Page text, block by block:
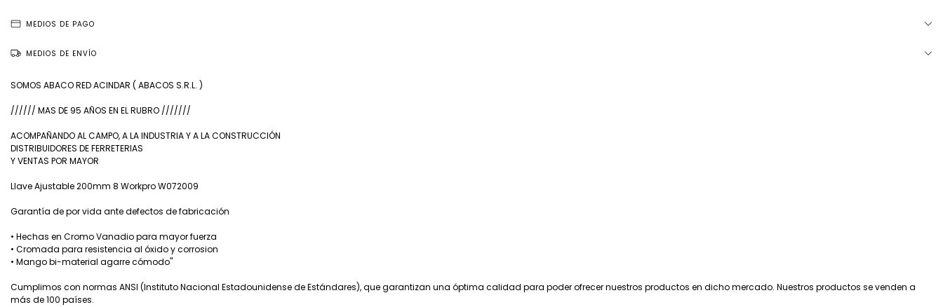
MEDIOS DE PAGO
MEDIOS DE ENVÍO
SOMOS ABACO RED ACINDAR ( ABACOS S.R.L. )
////// MAS DE 95 AÑOS EN EL RUBRO ///////
ACOMPAÑANDO AL CAMPO, A LA INDUSTRIA Y A LA CONSTRUCCIÓN
DISTRIBUIDORES DE FERRETERIAS
Y VENTAS POR MAYOR
Llave Ajustable 200mm 8 Workpro W072009
Garantía de por vida ante defectos de fabricación
• Hechas en Cromo Vanadio para mayor fuerza
• Cromada para resistencia al óxido y corrosion
• Mango bi-material agarre cómodo"
Cumplimos con normas ANSI (Instituto Nacional Estadounidense de Estándares), que garantizan una óptima calidad para poder ofrecer nuestros productos en dicho mercado. Nuestros productos se venden a
más de 100 países.